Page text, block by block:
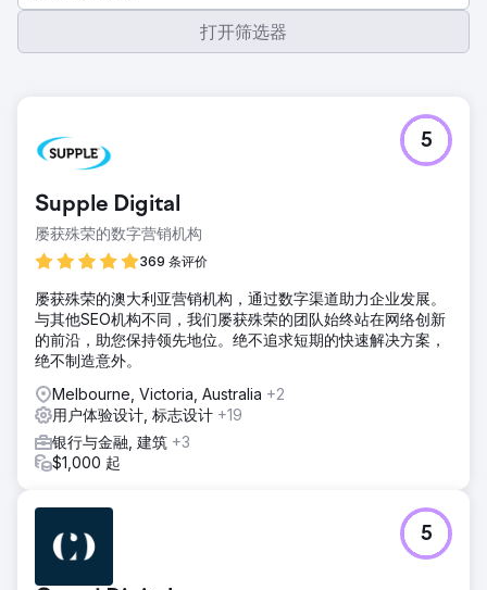
打开筛选器
Supple Digital
屡获殊荣的数字营销机构
369 条评价
5
屡获殊荣的澳大利亚营销机构，通过数字渠道助力企业发展。
与其他SEO机构不同，我们屡获殊荣的团队始终站在网络创新
的前沿，助您保持领先地位。绝不追求短期的快速解决方案，
绝不制造意外。
Melbourne, Victoria, Australia +2
用户体验设计, 标志设计 +19
银行与金融, 建筑 +3
$1,000 起
5